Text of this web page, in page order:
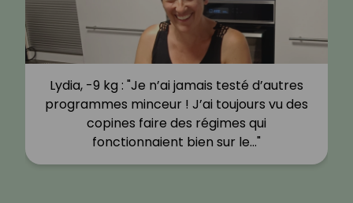
Lydia, -9 kg : "Je n’ai jamais testé d’autres
programmes minceur ! J’ai toujours vu des
copines faire des régimes qui
fonctionnaient bien sur le…"